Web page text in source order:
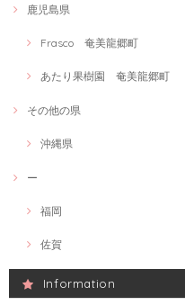
鹿児島県
Frasco 奄美龍郷町
あたり果樹園 奄美龍郷町
その他の県
沖縄県
ー
福岡
佐賀
Information